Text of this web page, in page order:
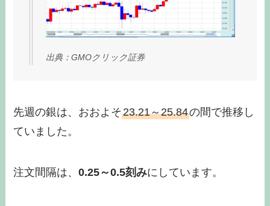
出典：GMOクリック証券
先週の銀は、おおよそ23.21～25.84の間で推移し
ていました。
注文間隔は、0.25～0.5刻みにしています。